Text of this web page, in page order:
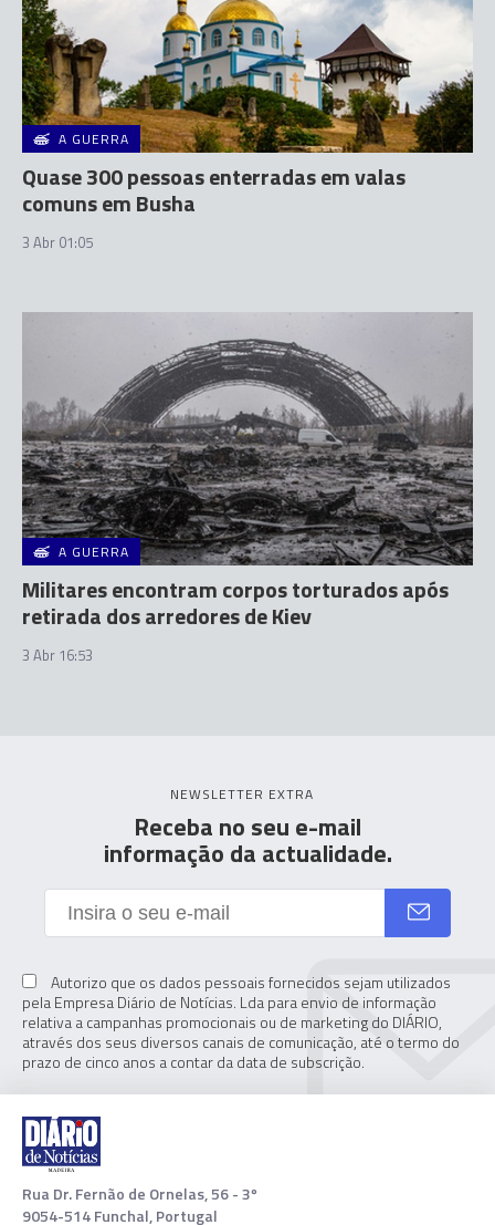
A GUERRA
Quase 300 pessoas enterradas em valas
comuns em Busha
3 Abr 01:05
A GUERRA
Militares encontram corpos torturados após
retirada dos arredores de Kiev
3 Abr 16:53
NEWSLETTER EXTRA
Receba no seu e-mail
informação da actualidade.
Autorizo que os dados pessoais fornecidos sejam utilizados
pela Empresa Diário de Notícias. Lda para envio de informação
relativa a campanhas promocionais ou de marketing do DIÁRIO,
através dos seus diversos canais de comunicação, até o termo do
prazo de cinco anos a contar da data de subscrição.
Rua Dr. Fernão de Ornelas, 56 - 3º
9054-514 Funchal, Portugal